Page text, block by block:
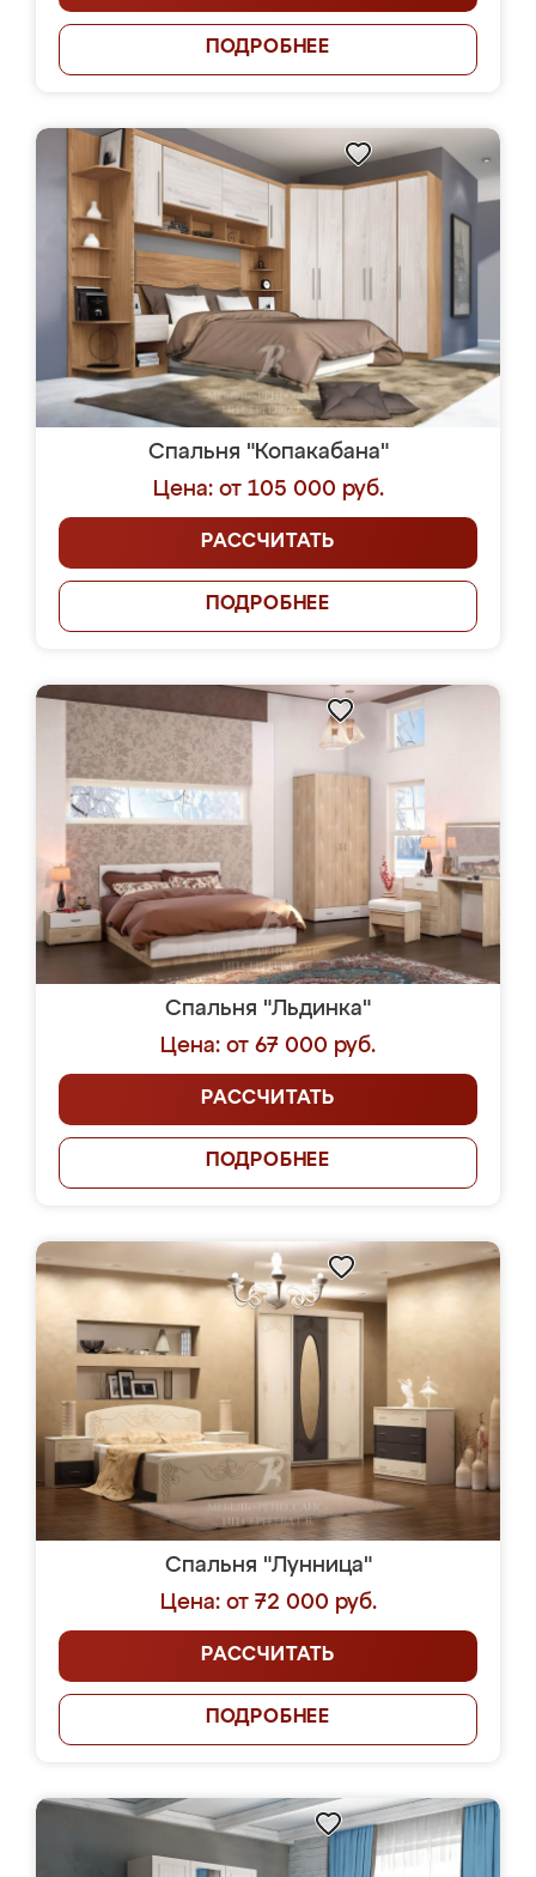
ПОДРОБНЕЕ
Спальня "Копакабана"
Цена: от 105 000 руб.
РАССЧИТАТЬ
ПОДРОБНЕЕ
Спальня "Льдинка"
Цена: от 67 000 руб.
РАССЧИТАТЬ
ПОДРОБНЕЕ
Спальня "Лунница"
Цена: от 72 000 руб.
РАССЧИТАТЬ
ПОДРОБНЕЕ